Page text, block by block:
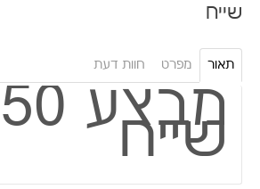
שייח
תאור מפרט חוות דעת
שייח